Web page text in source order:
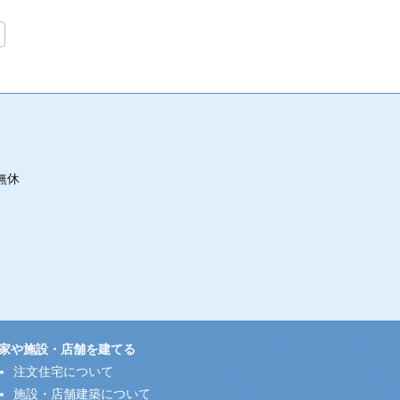
休
や施設・店舗を建てる
注文住宅について
施設・店舗建築について